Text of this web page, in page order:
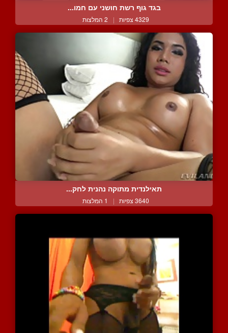
בגד גוף רשת חושני עם חמו...
4329 צפיות | 2 המלצות
תאילנדית מתוקה נהנית לחק...
3640 צפיות | 1 המלצות